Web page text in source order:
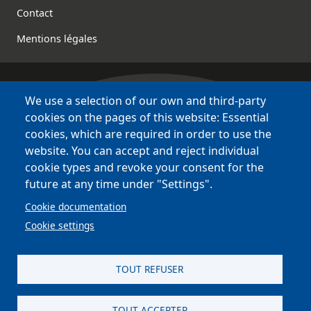
Contact
Mentions légales
Bretagne Culture Diversité
various websites !
Sites
BCD
Bazhvalan
Bécédia
BED
PCI
We use a selection of our own and third-party
cookies on the pages of this website: Essential
cookies, which are required in order to use the
website. You can accept and reject individual
cookie types and revoke your consent for the
future at any time under "Settings".
Cookie documentation
Cookie settings
TOUT REFUSER